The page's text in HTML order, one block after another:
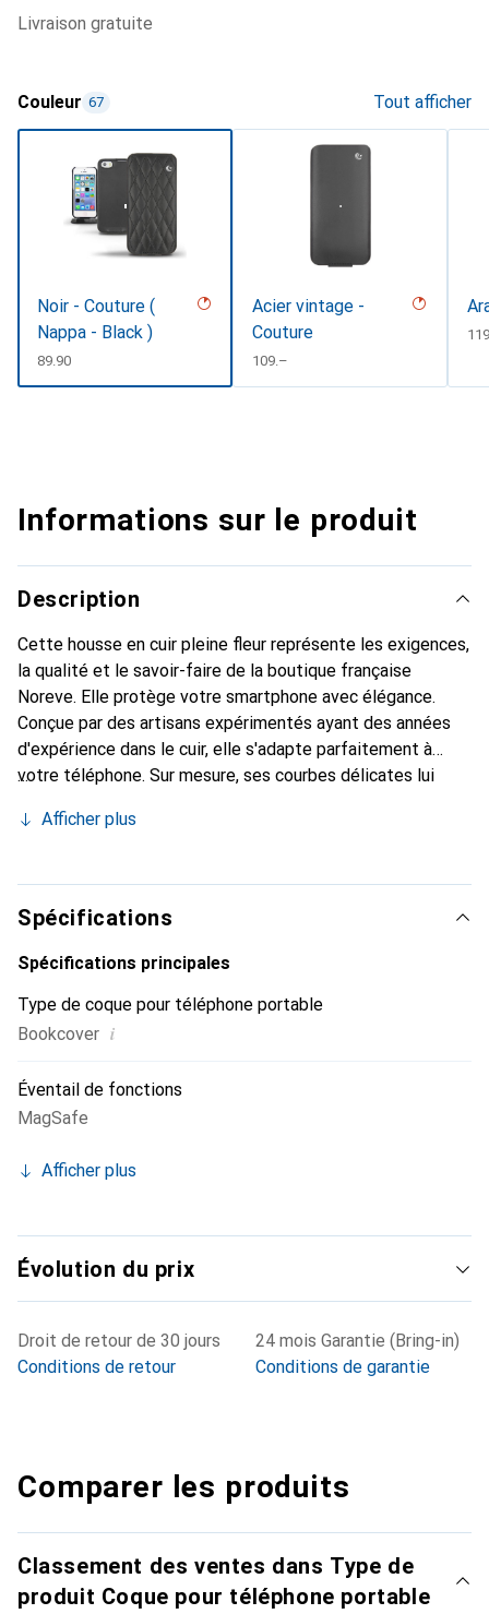
livraison gratuite
Couleur 67 Tout afficher
Noir - Couture (
Nappa - Black )
CHF
89.90
Acier vintage -
Couture
CHF
109.–
Informations sur le produit
Description
Cette housse en cuir pleine fleur représente les exigences,
la qualité et le savoir-faire de la boutique française
Noreve. Elle protège votre smartphone avec élégance.
Conçue par des artisans expérimentés ayant des années
d'expérience dans le cuir, elle s'adapte parfaitement à
votre téléphone. Sur mesure, ses courbes délicates lui
l'accessoire chic et indispensable pour votre smartphone.
haute qualité, la marque Noreve est un choix fiable pour
une clientèle exigeante.
Afficher plus
Spécifications
Spécifications principales
Type de coque pour téléphone portable
Bookcover i
Éventail de fonctions
MagSafe
Afficher plus
Évolution du prix
Droit de retour de 30 jours
Conditions de retour
24 mois Garantie (Bring-in)
Conditions de garantie
Comparer les produits
Classement des ventes dans Type de
produit Coque pour téléphone portable